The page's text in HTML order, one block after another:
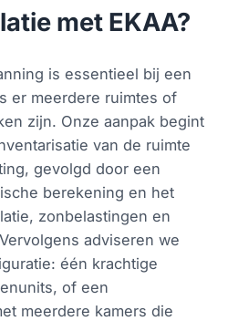
met EKAA?
is essentieel bij een
er meerdere ruimtes of
zijn. Onze aanpak begint
van de ruimte
gevolgd door een
berekening en het
zonbelastingen en
adviseren we
één krachtige
of een
meerdere kamers die